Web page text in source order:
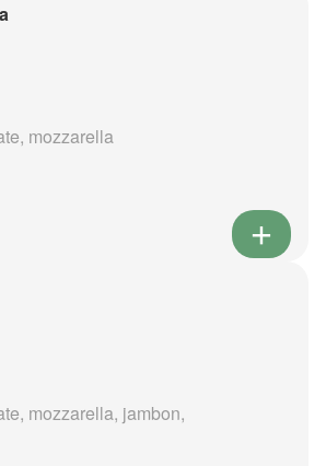
mozzarella
mozzarella, jambon,